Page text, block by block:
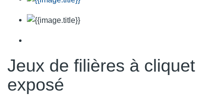
Jeux de filières à cliquet
exposé